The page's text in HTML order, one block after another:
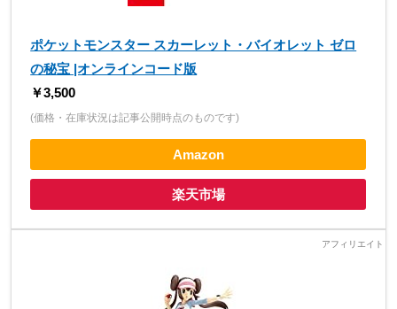
ポケットモンスター スカーレット・バイオレット ゼロ
の秘宝 |オンラインコード版
￥3,500
(価格・在庫状況は記事公開時点のものです)
Amazon
楽天市場